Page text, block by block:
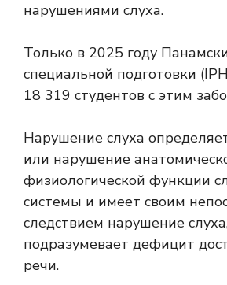
нарушениями слуха.
Только в 2025 году
специальной подготовки
18 319 студентов с этим
Нарушение слуха
или нарушение
физиологической функции
системы и имеет своим
следствием нарушение
подразумевает дефицит
речи.